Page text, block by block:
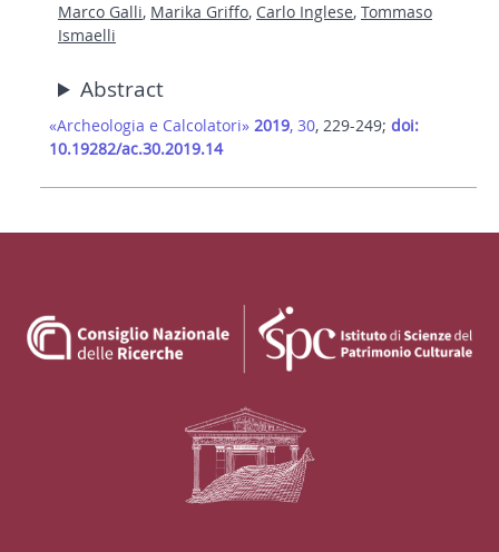
Marco Galli, Marika Griffo, Carlo Inglese, Tommaso
Ismaelli
Abstract
«Archeologia e Calcolatori» 2019, 30, 229-249; doi:
10.19282/ac.30.2019.14